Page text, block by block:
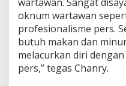
oknum wartawan
profesionalisme pers.
butuh makan dan
melacurkan diri
pers,” tegas Chanry.